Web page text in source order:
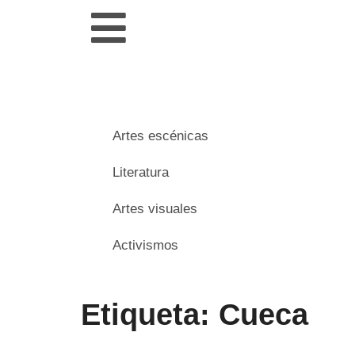
Artes escénicas
Literatura
Artes visuales
Activismos
Etiqueta: Cueca